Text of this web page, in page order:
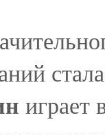
играет